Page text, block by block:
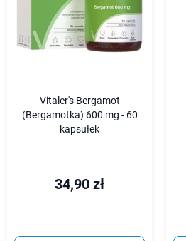
Vitaler's Bergamot
(Bergamotka) 600 mg - 60
kapsułek
34,90 zł